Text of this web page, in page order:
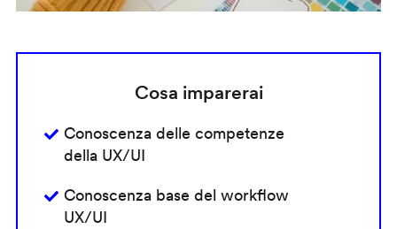
Cosa imparerai
Conoscenza delle competenze
della UX/UI
Conoscenza base del workflow
UX/UI